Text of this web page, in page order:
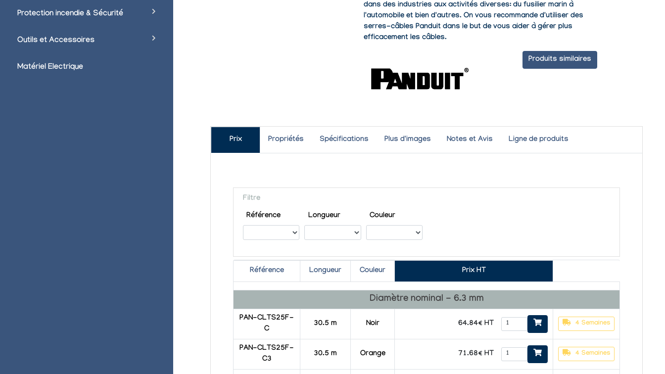
Protection incendie & Sécurité
Outils et Accessoires
Matériel Electrique
dans des industries aux activités diverses: du fusilier marin à
l'automobile et bien d'autres. On vous recommande d'utiliser des
serres-câbles Panduit dans le but de vous aider à gérer plus
efficacement les câbles.
Produits similaires
Prix Propriétés Spécifications Plus d'images Notes et Avis Ligne de produits
Filtre
Référence
Longueur Couleur
Référence Longueur Couleur Prix HT
Diamètre nominal - 6.3 mm
PAN-CLTS25F-
C
30.5 m Noir 64.84€ HT 4 Semaines
PAN-CLTS25F-
C3
30.5 m Orange 71.68€ HT 4 Semaines